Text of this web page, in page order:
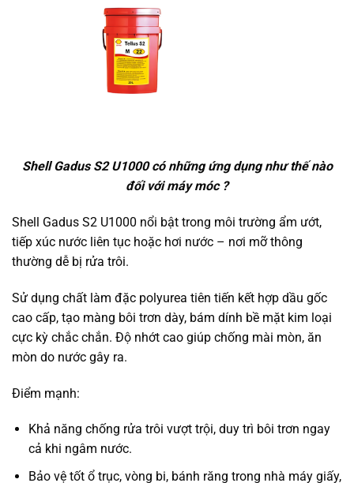
Shell Gadus S2 U1000 có những ứng dụng như thế nào
đối với máy móc ?
Shell Gadus S2 U1000 nổi bật trong môi trường ẩm ướt,
tiếp xúc nước liên tục hoặc hơi nước – nơi mỡ thông
thường dễ bị rửa trôi.
Sử dụng chất làm đặc polyurea tiên tiến kết hợp dầu gốc
cao cấp, tạo màng bôi trơn dày, bám dính bề mặt kim loại
cực kỳ chắc chắn. Độ nhớt cao giúp chống mài mòn, ăn
mòn do nước gây ra.
Điểm mạnh:
Khả năng chống rửa trôi vượt trội, duy trì bôi trơn ngay
cả khi ngâm nước.
Bảo vệ tốt ổ trục, vòng bi, bánh răng trong nhà máy giấy,